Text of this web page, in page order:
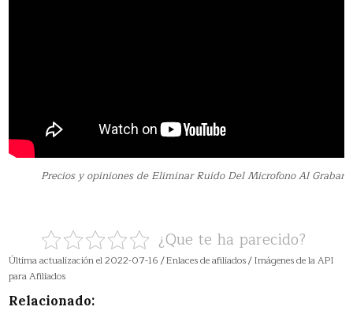
Precios y opiniones de Eliminar Ruido Del Microfono Al Grabar
¿Que te ha parecido?
Última actualización el 2022-07-16 / Enlaces de afiliados / Imágenes de la API
para Afiliados
Relacionado: